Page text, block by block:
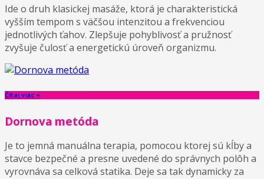
Ide o druh klasickej masáže, ktorá je charakteristická
vyšším tempom s väčšou intenzitou a frekvenciou
jednotlivých ťahov. Zlepšuje pohyblivosť a pružnosť
zvyšuje čulosť a energetickú úroveň organizmu.
Čítaj viac +
Dornova metóda
Je to jemná manuálna terapia, pomocou ktorej sú kĺby a
stavce bezpečné a presne uvedené do správnych polôh a
vyrovnáva sa celková statika. Deje sa tak dynamicky za